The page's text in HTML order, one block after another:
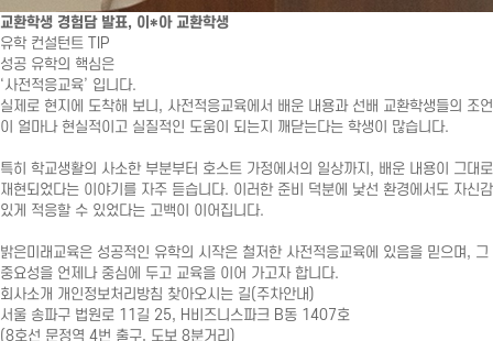
교환학생 경험담 발표, 이*아 교환학생
유학 컨설턴트 TIP
성공 유학의 핵심은
‘사전적응교육’ 입니다.
실제로 현지에 도착해 보니, 사전적응교육에서 배운 내용과 선배 교환학생들의 조언
이 얼마나 현실적이고 실질적인 도움이 되는지 깨닫는다는 학생이 많습니다.
특히 학교생활의 사소한 부분부터 호스트 가정에서의 일상까지, 배운 내용이 그대로
재현되었다는 이야기를 자주 듣습니다. 이러한 준비 덕분에 낯선 환경에서도 자신감
있게 적응할 수 있었다는 고백이 이어집니다.
밝은미래교육은 성공적인 유학의 시작은 철저한 사전적응교육에 있음을 믿으며, 그
중요성을 언제나 중심에 두고 교육을 이어 가고자 합니다.
회사소개 개인정보처리방침 찾아오시는 길(주차안내)
서울 송파구 법원로 11길 25, H비즈니스파크 B동 1407호
(8호선 문정역 4번 출구, 도보 8분거리)